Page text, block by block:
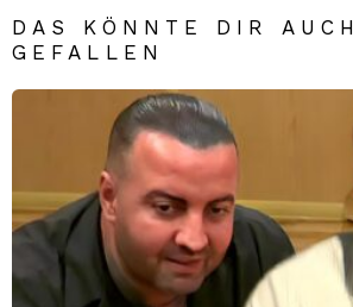
DAS KÖNNTE DIR AUCH
GEFALLEN